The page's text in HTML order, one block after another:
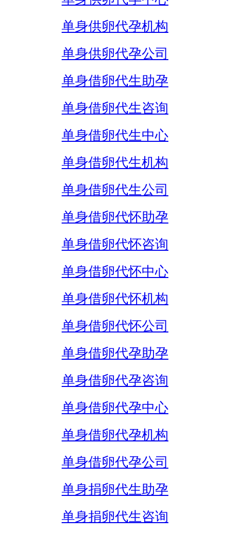
单身供卵代孕机构
单身供卵代孕公司
单身借卵代生助孕
单身借卵代生咨询
单身借卵代生中心
单身借卵代生机构
单身借卵代生公司
单身借卵代怀助孕
单身借卵代怀咨询
单身借卵代怀中心
单身借卵代怀机构
单身借卵代怀公司
单身借卵代孕助孕
单身借卵代孕咨询
单身借卵代孕中心
单身借卵代孕机构
单身借卵代孕公司
单身捐卵代生助孕
单身捐卵代生咨询